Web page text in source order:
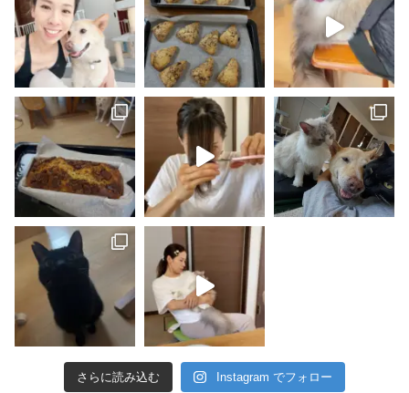
さらに読み込む Instagram でフォロー